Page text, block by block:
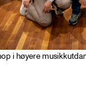
i høyere